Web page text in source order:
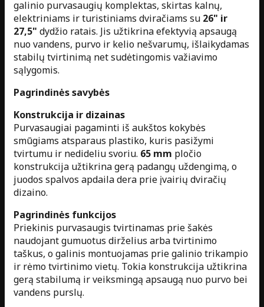
galinio purvasaugių komplektas, skirtas kalnų,
elektriniams ir turistiniams dviračiams su 26" ir
27,5" dydžio ratais. Jis užtikrina efektyvią apsaugą
nuo vandens, purvo ir kelio nešvarumų, išlaikydamas
stabilų tvirtinimą net sudėtingomis važiavimo
sąlygomis.
Pagrindinės savybės
Konstrukcija ir dizainas
Purvasaugiai pagaminti iš aukštos kokybės
smūgiams atsparaus plastiko, kuris pasižymi
tvirtumu ir nedideliu svoriu. 65 mm pločio
konstrukcija užtikrina gerą padangų uždengimą, o
juodos spalvos apdaila dera prie įvairių dviračių
dizaino.
Pagrindinės funkcijos
Priekinis purvasaugis tvirtinamas prie šakės
naudojant gumuotus dirželius arba tvirtinimo
taškus, o galinis montuojamas prie galinio trikampio
ir rėmo tvirtinimo vietų. Tokia konstrukcija užtikrina
gerą stabilumą ir veiksmingą apsaugą nuo purvo bei
vandens purslų.